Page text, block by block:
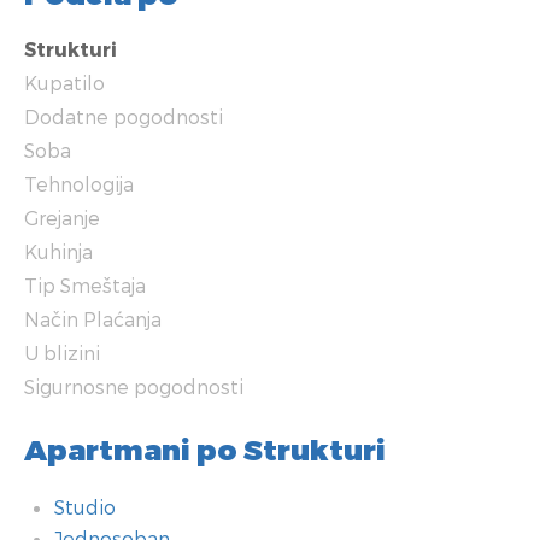
Strukturi
Kupatilo
Dodatne pogodnosti
Soba
Tehnologija
Grejanje
Kuhinja
Tip Smeštaja
Način Plaćanja
U blizini
Sigurnosne pogodnosti
Apartmani po Strukturi
Studio